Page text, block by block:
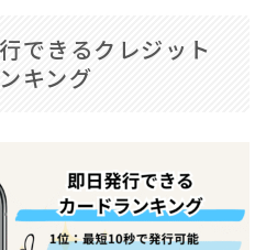
できるクレジット
キング